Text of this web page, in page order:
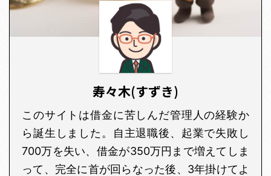
寿々木(すずき)
このサイトは借金に苦しんだ管理人の経験か
ら誕生しました。自主退職後、起業で失敗し
700万を失い、借金が350万円まで増えてしま
って、完全に首が回らなった後、3年掛けてよ